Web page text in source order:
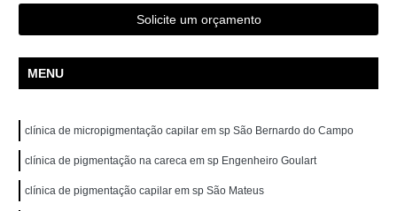
Solicite um orçamento
MENU
clínica de micropigmentação capilar em sp São Bernardo do Campo
clínica de pigmentação na careca em sp Engenheiro Goulart
clínica de pigmentação capilar em sp São Mateus